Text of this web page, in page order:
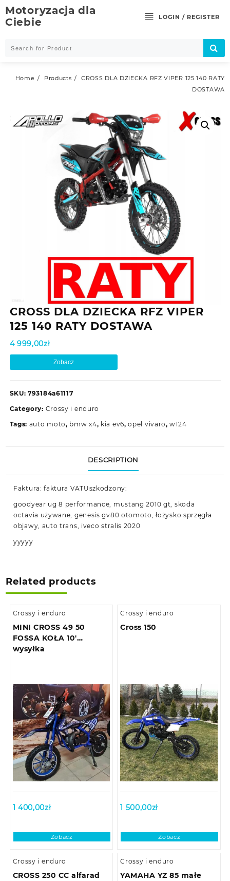
Skip
to
content
Motoryzacja dla
Ciebie
LOGIN / REGISTER
Home Products
CROSS DLA DZIECKA RFZ VIPER 125 140 RATY
DOSTAWA
CROSS DLA DZIECKA RFZ VIPER
125 140 RATY DOSTAWA
4 999,00zł
Zobacz
SKU: 793184a61117
Category: Crossy i enduro
Tags: auto moto, bmw x4, kia ev6,opel vivaro,w124
DESCRIPTION
Faktura: faktura VATUszkodzony:
goodyear ug 8 performance, mustang 2010 gt, skoda
octavia używane, genesis gv80 otomoto, łożysko sprzęgła
objawy, auto trans, iveco stralis 2020
yyyyy
Related products
Crossy i enduro
MINI CROSS 49 50
FOSSA KOŁA 10′
wysyłka
1 400,00zł
Zobacz
Crossy i enduro
Cross 150
1 500,00zł
Zobacz
Crossy i enduro
CROSS 250 CC alfarad
Crossy i enduro
YAMAHA YZ 85 małe